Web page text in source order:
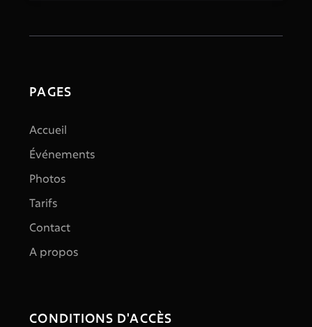
PAGES
Accueil
Événements
Photos
Tarifs
Contact
A propos
CONDITIONS D'ACCÈS